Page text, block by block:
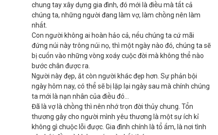
chung tay xây dựng gia đình, đó mới là điều mà tất cả
chúng ta, những người đang làm vợ, làm chồng nên làm
nhất.
Con người không ai hoàn hảo cả, nếu chúng ta cứ mãi
đứng núi này trông núi nọ, thì một ngày nào đó, chúng ta sẽ
bị cuốn vào những vòng xoáy cuộc đời mà không thể nào
bước chân được ra.
Người này đẹp, ắt còn người khác đẹp hơn. Sự phản bội
ngày hôm nay, có thể sẽ bị lặp lại ngày sau mà chính chúng
ta mới là nạn nhân của điều đó…
Đã là vợ là chồng thì nên nhớ trọn đời thủy chung. Tổn
thương gây cho người mình yêu thương là một sự ích kỉ
không gì chuộc lỗi được. Gia đình chính là tổ ấm, là nơi tình